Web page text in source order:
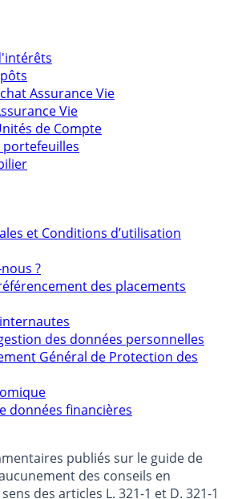
Assurance Vie
Vie
de Compte
et Conditions d’utilisation
?
des placements
des données personnelles
Général de Protection des
données financières
publiés sur le guide de
des conseils en
des articles L. 321-1 et D. 321-1